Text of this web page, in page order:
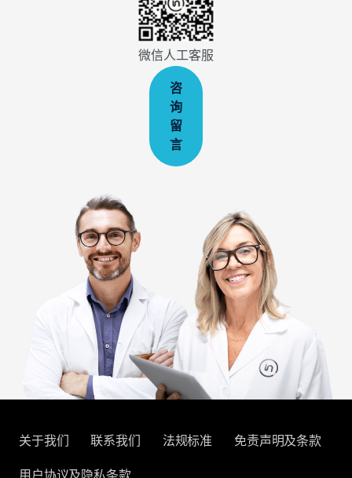
微信人工客服
咨
询
留
言
关于我们 联系我们 法规标准 免责声明及条款
用户协议及隐私条款